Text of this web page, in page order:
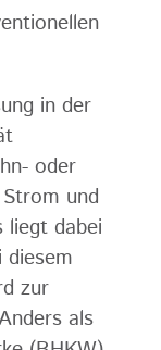
in der
oder
und
liegt dabei
zur
als